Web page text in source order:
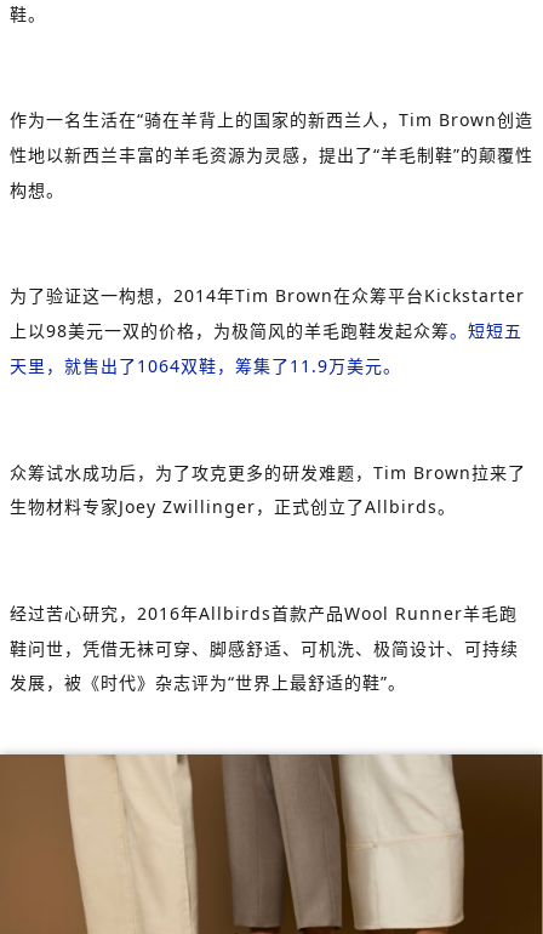
鞋。
作为一名生活在“骑在羊背上的国家的新西兰人， Tim Brown创造
性地以新西兰丰富的羊毛资源为灵感，提出了“羊毛制鞋”的颠覆性
构想。
为了验证这一构想， 2014年Tim Brown在众筹平台Kickstarter
上以98美元一双的价格，为极简风的羊毛跑鞋发起众筹。短短五
天里，就售出了1064双鞋，筹集了11.9万美元。
众筹试水成功后，为了攻克更多的研发难题， Tim Brown拉来了
生物材料专家Joey Zwillinger，正式创立了Allbirds。
经过苦心研究， 2016年Allbirds首款产品Wool Runner羊毛跑
鞋问世，凭借无袜可穿、脚感舒适、可机洗、极简设计、可持续
发展，被《时代》杂志评为“世界上最舒适的鞋”。